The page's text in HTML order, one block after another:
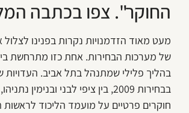
החוקר". צפו בכתבה
מעט מאוד הזדמנויות נקרות בפנינו
של מערכות הבחירות. אחת כזו מתרחשת
בהליך פלילי שמתנהל בתל אביב. העדויות
בבחירות 2009, בין ציפי לבני ובנימין
חוקרים פרטיים על מועמד הליכוד